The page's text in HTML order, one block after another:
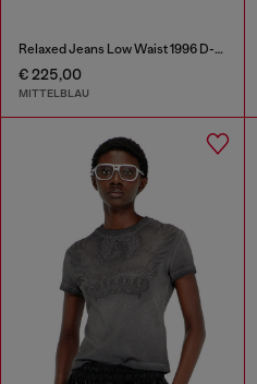
Relaxed Jeans Low Waist 1996 D-Sire
€ 225,00
MITTELBLAU